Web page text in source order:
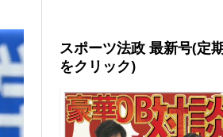
スポーツ法政 最新号(定
をクリック)